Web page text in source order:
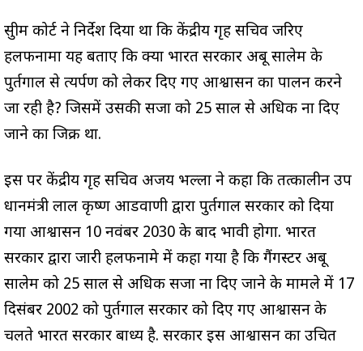
सुप्रीम कोर्ट ने निर्देश दिया था कि केंद्रीय गृह सचिव जरिए
हलफनामा यह बताए कि क्या भारत सरकार अबू सालेम के
पुर्तगाल से प्रत्यर्पण को लेकर दिए गए आश्वासन का पालन करने
जा रही है? जिसमें उसकी सजा को 25 साल से अधिक ना दिए
जाने का जिक्र था.
इस पर केंद्रीय गृह सचिव अजय भल्ला ने कहा कि तत्कालीन उप
प्रधानमंत्री लाल कृष्ण आडवाणी द्वारा पुर्तगाल सरकार को दिया
गया आश्वासन 10 नवंबर 2030 के बाद प्रभावी होगा. भारत
सरकार द्वारा जारी हलफनामे में कहा गया है कि गैंगस्टर अबू
सालेम को 25 साल से अधिक सजा ना दिए जाने के मामले में 17
दिसंबर 2002 को पुर्तगाल सरकार को दिए गए आश्वासन के
चलते भारत सरकार बाध्य है. सरकार इस आश्वासन का उचित